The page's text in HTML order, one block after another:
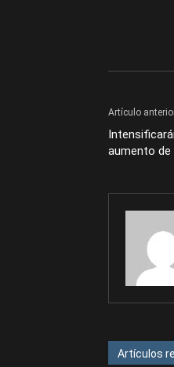
Artículo
aumento de
Artículos